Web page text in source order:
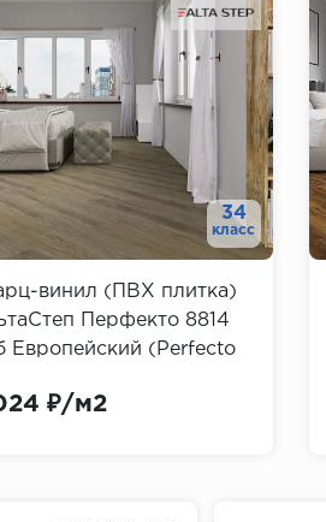
34
класс
винил (ПВХ плитка)
Перфекто 8814
Европейский (Perfecto
₽/м2